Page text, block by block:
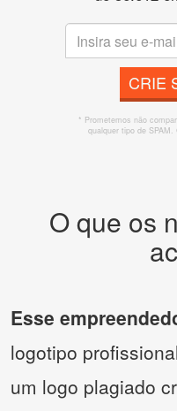
CRIE
* Prometemos não
qualquer tipo de SPAM.
O que os
Esse
logotipo
um logo plagiado